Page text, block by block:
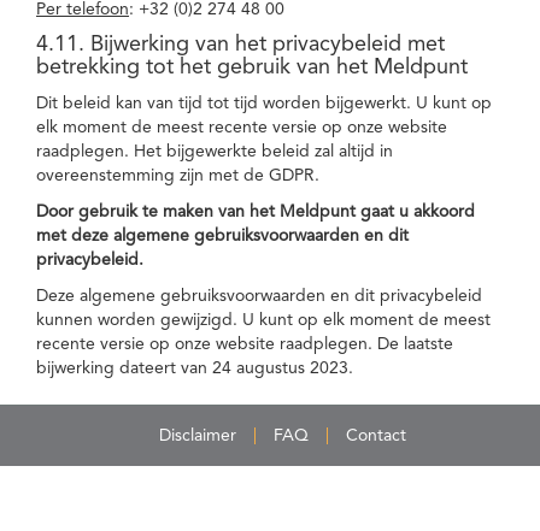
Per telefoon: +32 (0)2 274 48 00
4.11. Bijwerking van het privacybeleid met
betrekking tot het gebruik van het Meldpunt
Dit beleid kan van tijd tot tijd worden bijgewerkt. U kunt op
elk moment de meest recente versie op onze website
raadplegen. Het bijgewerkte beleid zal altijd in
overeenstemming zijn met de GDPR.
Door gebruik te maken van het Meldpunt gaat u akkoord
met deze algemene gebruiksvoorwaarden en dit
privacybeleid.
Deze algemene gebruiksvoorwaarden en dit privacybeleid
kunnen worden gewijzigd. U kunt op elk moment de meest
recente versie op onze website raadplegen. De laatste
bijwerking dateert van 24 augustus 2023.
Disclaimer FAQ Contact